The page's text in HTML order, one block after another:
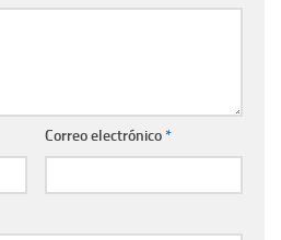
Correo electrónico*